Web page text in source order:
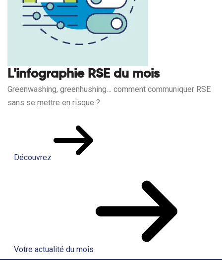
L'infographie RSE du mois
Greenwashing, greenhushing… comment communiquer RSE
sans se mettre en risque ?
Découvrez
Votre actualité du mois